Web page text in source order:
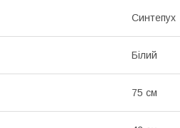
Синтепух
Білий
75 см